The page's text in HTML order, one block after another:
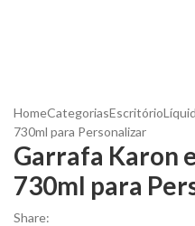
HomeCategoriasEscritório
730ml para Personalizar
Garrafa Karon
730ml para
Share: